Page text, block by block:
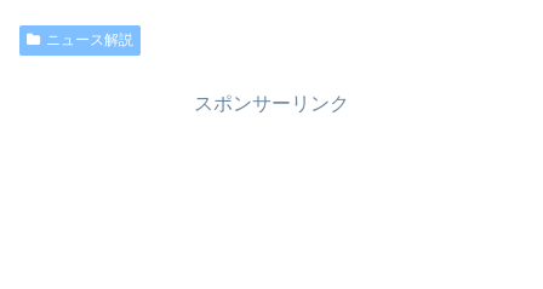
ニュース解説
スポンサーリンク